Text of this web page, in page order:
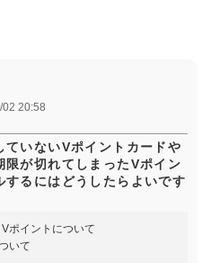
02 20:58
ていないVポイントカードや
限が切れてしまったVポイン
するにはどうしたらよいです
ポイントについて
いて